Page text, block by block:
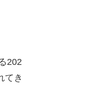
202
てき